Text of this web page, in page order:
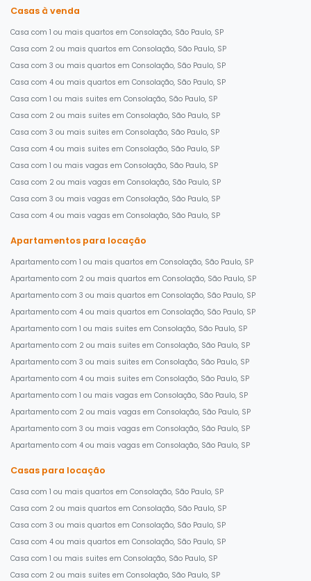
Casas à venda
Casa com 1 ou mais quartos em Consolação, São Paulo, SP
Casa com 2 ou mais quartos em Consolação, São Paulo, SP
Casa com 3 ou mais quartos em Consolação, São Paulo, SP
Casa com 4 ou mais quartos em Consolação, São Paulo, SP
Casa com 1 ou mais suites em Consolação, São Paulo, SP
Casa com 2 ou mais suites em Consolação, São Paulo, SP
Casa com 3 ou mais suites em Consolação, São Paulo, SP
Casa com 4 ou mais suites em Consolação, São Paulo, SP
Casa com 1 ou mais vagas em Consolação, São Paulo, SP
Casa com 2 ou mais vagas em Consolação, São Paulo, SP
Casa com 3 ou mais vagas em Consolação, São Paulo, SP
Casa com 4 ou mais vagas em Consolação, São Paulo, SP
Apartamentos para locação
Apartamento com 1 ou mais quartos em Consolação, São Paulo, SP
Apartamento com 2 ou mais quartos em Consolação, São Paulo, SP
Apartamento com 3 ou mais quartos em Consolação, São Paulo, SP
Apartamento com 4 ou mais quartos em Consolação, São Paulo, SP
Apartamento com 1 ou mais suites em Consolação, São Paulo, SP
Apartamento com 2 ou mais suites em Consolação, São Paulo, SP
Apartamento com 3 ou mais suites em Consolação, São Paulo, SP
Apartamento com 4 ou mais suites em Consolação, São Paulo, SP
Apartamento com 1 ou mais vagas em Consolação, São Paulo, SP
Apartamento com 2 ou mais vagas em Consolação, São Paulo, SP
Apartamento com 3 ou mais vagas em Consolação, São Paulo, SP
Apartamento com 4 ou mais vagas em Consolação, São Paulo, SP
Casas para locação
Casa com 1 ou mais quartos em Consolação, São Paulo, SP
Casa com 2 ou mais quartos em Consolação, São Paulo, SP
Casa com 3 ou mais quartos em Consolação, São Paulo, SP
Casa com 4 ou mais quartos em Consolação, São Paulo, SP
Casa com 1 ou mais suites em Consolação, São Paulo, SP
Casa com 2 ou mais suites em Consolação, São Paulo, SP